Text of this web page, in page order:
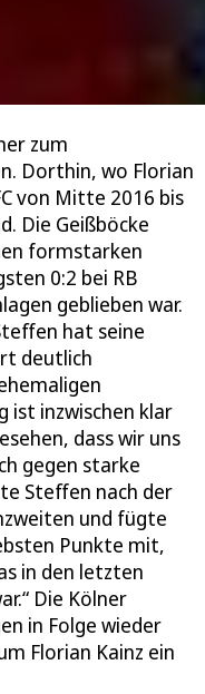
zum
Dorthin, wo Florian
von Mitte 2016 bis
Die Geißböcke
formstarken
0:2 bei RB
geblieben war.
hat seine
deutlich
ist inzwischen klar
dass wir uns
gegen starke
Steffen nach der
und fügte
Punkte mit,
in den letzten
Die Kölner
in Folge wieder
Florian Kainz ein